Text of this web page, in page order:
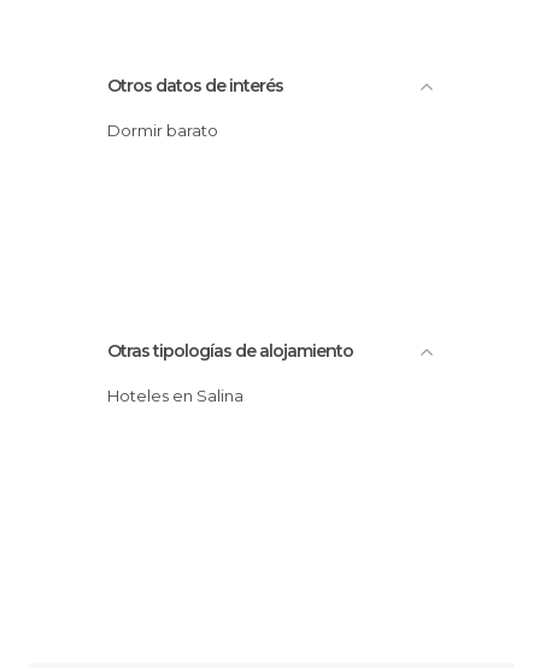
Otros datos de interés
Dormir barato
Otras tipologías de alojamiento
Hoteles en Salina